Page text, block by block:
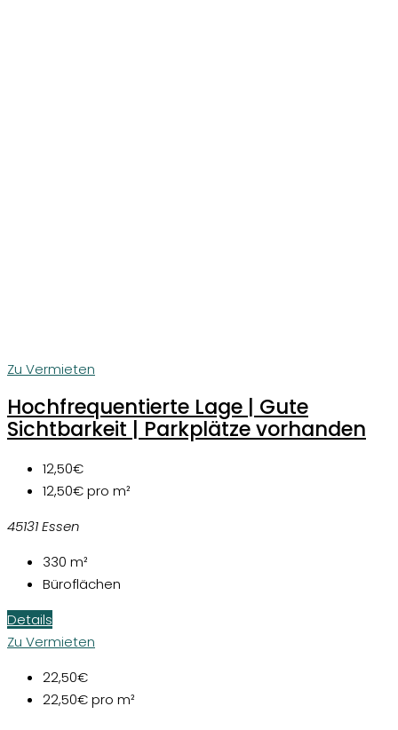
Zu Vermieten
Hochfrequentierte Lage | Gute
Sichtbarkeit | Parkplätze vorhanden
12,50€
12,50€pro m²
45131 Essen
330 m²
Büroflächen
Details
Zu Vermieten
22,50€
22,50€pro m²